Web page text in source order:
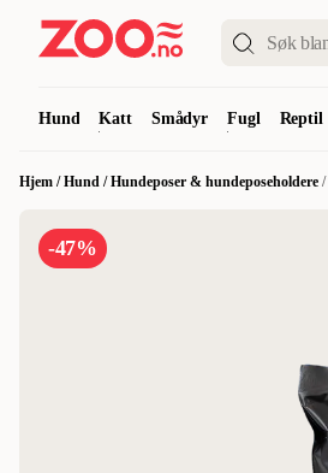
Hund Katt Smådyr Fugl Reptil
Hjem /Hund /Hundeposer & hundeposeholdere /
-47%